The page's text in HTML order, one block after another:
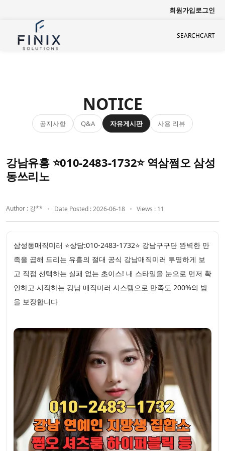
회원가입로그인
SEARCHCART
NOTICE
공지사항 Q&A 자유게시판 사용 리뷰
강남유흥 ⭐010-2483-1732⭐ 역삼쩜오 삼성
동쓰리노
Author : 강** Date Posted : 2026-06-18 Views : 11
삼성동매직미러 ⭐상담:010-2483-1732⭐ 강남구구단 완벽한 만
족을 곱해 드리는 유흥의 절대 공식 강남매직미러 투명하게 보
고 직접 선택하는 실패 없는 초이스! 내 스타일을 눈으로 먼저 확
인하고 시작하는 강남 매직미러 시스템으로 만족도 200%의 밤
을 보장합니다